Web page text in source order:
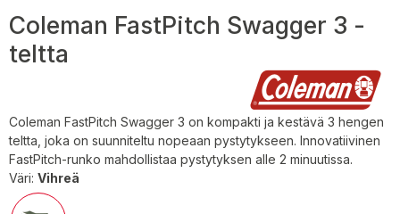
Coleman FastPitch Swagger 3 -
teltta
Coleman FastPitch Swagger 3 on kompakti ja kestävä 3 hengen
teltta, joka on suunniteltu nopeaan pystytykseen. Innovatiivinen
FastPitch-runko mahdollistaa pystytyksen alle 2 minuutissa.
Väri: Vihreä